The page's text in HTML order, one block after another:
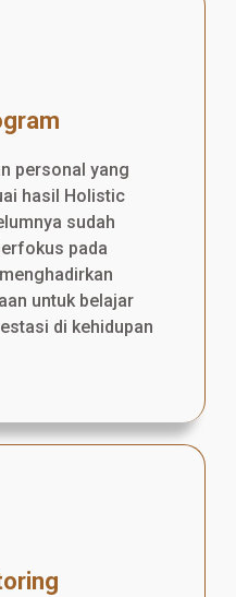
personal yang
hasil Holistic
sudah
pada
untuk belajar
di kehidupan